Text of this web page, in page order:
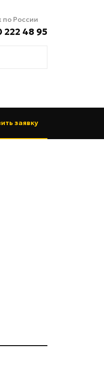
по России
222 48 95
заявку